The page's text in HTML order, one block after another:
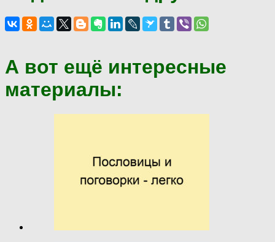
А вот ещё интересные
материалы: